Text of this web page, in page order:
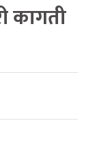
कागती